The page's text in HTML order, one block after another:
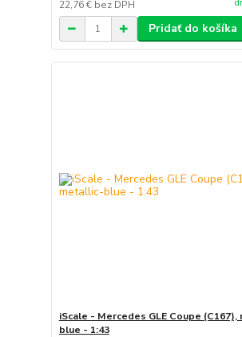
22,76 € bez DPH
Pridať do košíka
iScale - Mercedes GLE Coupe
blue - 1:43